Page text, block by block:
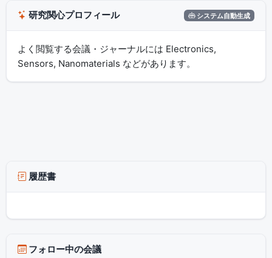
研究関心プロフィール システム自動生成
よく閲覧する会議・ジャーナルには Electronics,
Sensors, Nanomaterials などがあります。
履歴書
フォロー中の会議